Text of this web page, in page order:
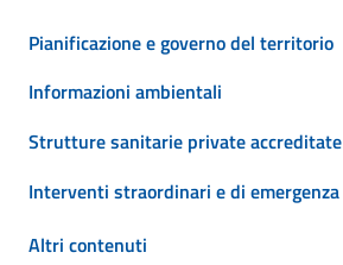
Pianificazione e governo del territorio
Informazioni ambientali
Strutture sanitarie private accreditate
Interventi straordinari e di emergenza
Altri contenuti